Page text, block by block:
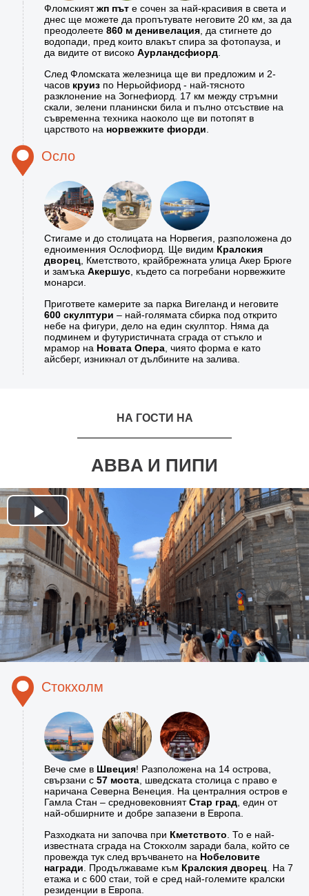
Фломскиятжп път е сочен за най-красивия в света и
днес ще можете да пропътувате неговите 20 км, за да
преодолеете 860 м денивелация , да стигнете до
водопади, пред които влакът спира за фотопауза, и
да видите от високо Аурландсфиорд
След Фломската железница ще ви предложим и 2-
часов круиз по Нерьойфиорд - най-тясното
разклонение на Зогнефиорд. 17 км между стръмни
скали, зелени планински била и пълно отсъствие на
съвременна техника наоколо ще ви потопят в
царството на норвежките фиорди
Осло
Стигаме и до столицата на Норвегия, разположена до
едноименния Ослофиорд. Ще видим Кралския
дворец , Кметството, крайбрежната улица Акер Брюге
и замъка Акершус , където са погребани норвежките
монарси.
Пригответе камерите за парка Вигеланд и неговите
600 скулптури – най-голямата сбирка под открито
небе на фигури, дело на един скулптор. Няма да
подминем и футуристичната сграда от стъкло и
мрамор на Новата Опера , чиято форма е като
айсберг, изникнал от дълбините на залива.
НА ГОСТИ НА
ABBA И ПИПИ
Play
Video
Стокхолм
Вече сме в Швеция! Разположена на 14 острова,
свързани с 57 моста , шведската столица с право е
наричана Северна Венеция. На централния остров е
Гамла Стан – средновековниятСтар град , един от
най-обширните и добре запазени в Европа.
Разходката ни започва при Кметството . То е най-
известната сграда на Стокхолм заради бала, който се
провежда тук след връчването на Нобеловите
награди . Продължаваме към Кралския дворец . На 7
етажа и с 600 стаи, той е сред най-големите кралски
резиденции в Европа.